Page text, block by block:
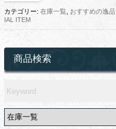
カテゴリー: 在庫一覧, おすすめの逸品,
IAL ITEM
商品検索